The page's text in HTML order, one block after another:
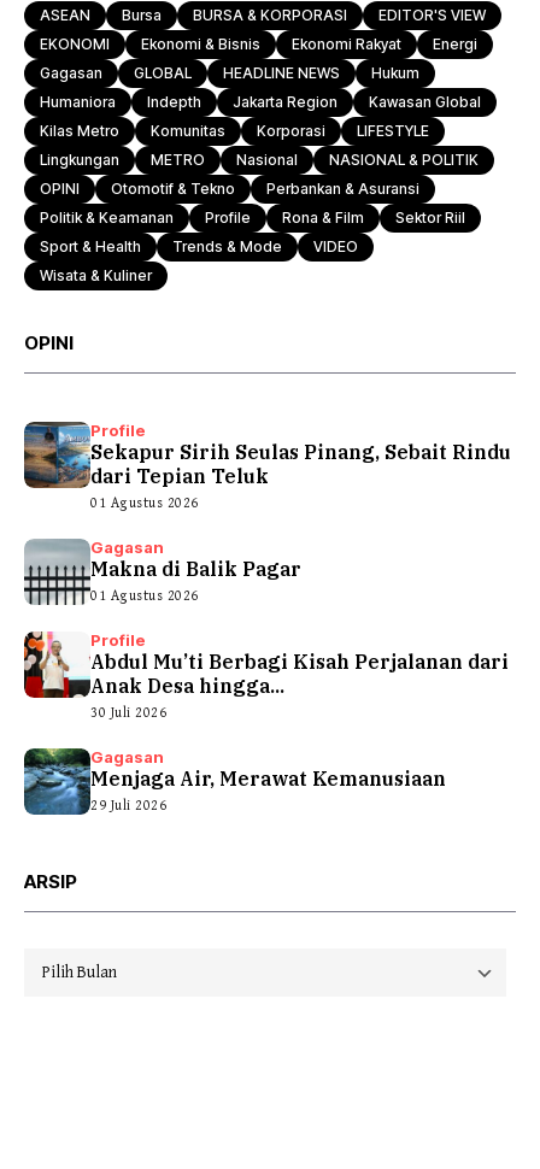
ASEAN Bursa BURSA & KORPORASI
EDITOR'S VIEW
EKONOMI
Ekonomi & Bisnis Ekonomi Rakyat
Energi
Gagasan
GLOBAL HEADLINE NEWS
Hukum
Humaniora
Indepth Jakarta Region
Kawasan Global
Kilas Metro
Komunitas Korporasi
LIFESTYLE
Lingkungan
METRO Nasional
NASIONAL & POLITIK
OPINI
Otomotif & Tekno
Perbankan & Asuransi
Politik & Keamanan
Profile Rona & Film
Sektor Riil
Sport & Health
Trends & Mode
VIDEO
Wisata & Kuliner
OPINI
Profile
Sekapur Sirih Seulas Pinang, Sebait Rindu
dari Tepian Teluk
01 Agustus 2026
Gagasan
Makna di Balik Pagar
01 Agustus 2026
Profile
Abdul Mu’ti Berbagi Kisah Perjalanan dari
Anak Desa hingga...
30 Juli 2026
Gagasan
Menjaga Air, Merawat Kemanusiaan
29 Juli 2026
ARSIP
Arsip